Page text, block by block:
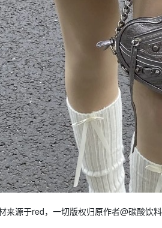
来源于red，一切版权归原作者@碳酸饮